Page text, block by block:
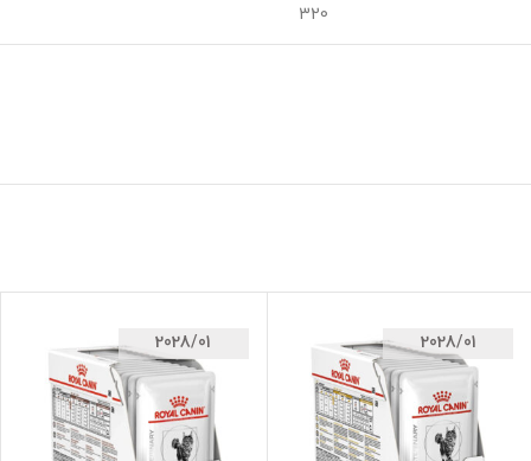
320
2028/01
2028/01